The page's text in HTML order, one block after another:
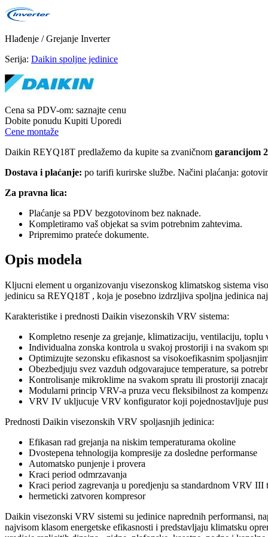
Hlađenje / Grejanje Inverter
Serija: Daikin spoljne jedinice
Cena sa PDV-om: saznajte cenu
Dobite ponudu Kupiti Uporedi
Cene montaže
Daikin REYQ18T predlažemo da kupite sa zvaničnom garancijom
Dostava i plaćanje: po tarifi kurirske službe. Načini plaćanja:
Za pravna lica:
Plaćanje sa PDV bezgotovinom bez naknade.
Kompletiramo vaš objekat sa svim potrebnim zahtevima.
Pripremimo prateće dokumente.
Opis modela
Kljucni element u organizovanju visezonskog klimatskog sistema
jedinicu sa REYQ18T , koja je posebno izdrzljiva spoljna jedinica
Karakteristike i prednosti Daikin visezonskih VRV sistema:
Kompletno resenje za grejanje, klimatizaciju, ventilaciju, toplu
Individualna zonska kontrola u svakoj prostoriji i na svakom
Optimizujte sezonsku efikasnost sa visokoefikasnim
Obezbedjuju svez vazduh odgovarajuce temperature, sa
Kontrolisanje mikroklime na svakom spratu ili prostoriji
Modularni princip VRV-a pruza vecu fleksibilnost za
VRV IV ukljucuje VRV konfigurator koji pojednostavljuje
Prednosti Daikin visezonskih VRV spoljasnjih jedinica:
Efikasan rad grejanja na niskim temperaturama okoline
Dvostepena tehnologija kompresije za dosledne performanse
Automatsko punjenje i provera
Kraci period odmrzavanja
Kraci period zagrevanja u poredjenju sa standardnom VRV III
hermeticki zatvoren kompresor
Daikin visezonski VRV sistemi su jedinice naprednih performansi,
najvisom klasom energetske efikasnosti i predstavljaju klimatsku